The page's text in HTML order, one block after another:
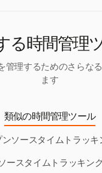
る時間管理
管理するためのさらな
ます
類似の時間管理ツール
ンソースタイムトラッキ
ースタイムトラッキン